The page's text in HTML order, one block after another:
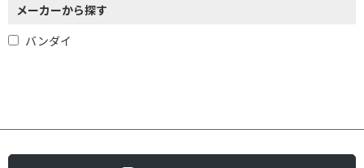
メーカーから探す
バンダイ